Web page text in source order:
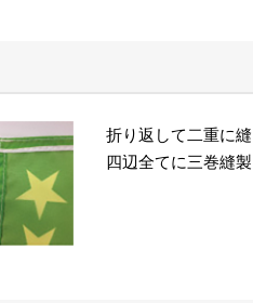
折り返して二重に縫
四辺全てに三巻縫